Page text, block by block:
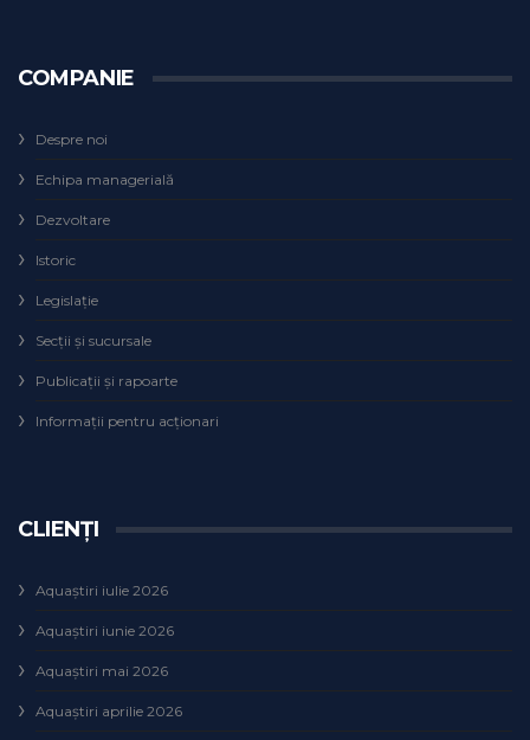
COMPANIE
Despre noi
Echipa managerială
Dezvoltare
Istoric
Legislaţie
Secţii şi sucursale
Publicații și rapoarte
Informații pentru acționari
CLIENȚI
Aquaștiri iulie 2026
Aquaștiri iunie 2026
Aquaștiri mai 2026
Aquaștiri aprilie 2026